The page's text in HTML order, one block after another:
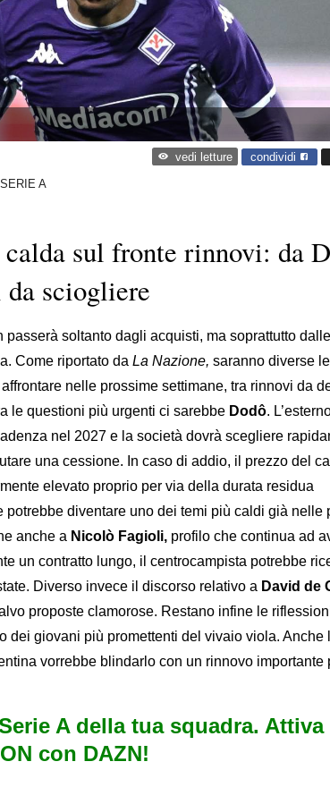
vedi letture condividi
SERIE A
sul fronte rinnovi: da
sciogliere
passerà soltanto dagli acquisti, ma soprattutto
Come riportato da La Nazione, saranno diverse
nelle prossime settimane, tra rinnovi da
le questioni più urgenti ci sarebbe Dodô.
nel 2027 e la società dovrà scegliere
una cessione. In caso di addio, il prezzo del
elevato proprio per via della durata residua
potrebbe diventare uno dei temi più caldi già nelle
anche a Nicolò Fagioli, profilo che continua ad
un contratto lungo, il centrocampista potrebbe
Diverso invece il discorso relativo a David de
proposte clamorose. Restano infine le
dei giovani più promettenti del vivaio viola. Anche
vorrebbe blindarlo con un rinnovo importante
A della tua squadra. Attiva
con DAZN!